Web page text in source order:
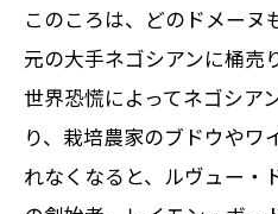
このころは、どのドメーヌ
元の大手ネゴシアンに桶売
世界恐慌によってネゴシア
り、栽培農家のブドウやワ
れなくなると、ルヴュー・